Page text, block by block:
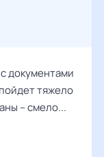
документами
тяжело
– смело...